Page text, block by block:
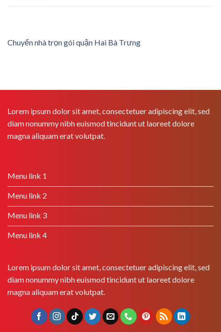
Chuyển nhà trọn gói quận Hai Bà Trưng
Lorem ipsum dolor sit amet, consectetuer adipiscing elit, sed
diam nonummy nibh euismod tincidunt ut laoreet dolore
magna aliquam erat volutpat.
Menu link 1
Menu link 2
Menu link 3
Menu link 4
Lorem ipsum dolor sit amet, consectetuer adipiscing elit, sed
diam nonummy nibh euismod tincidunt ut laoreet dolore
magna aliquam erat volutpat.